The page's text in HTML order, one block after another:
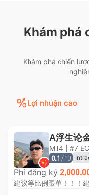
Khám phá
Khám phá chiến
Lợi nhuận cao
A浮生论
MT4 | #7
0.1 /10
Phí đăng ký